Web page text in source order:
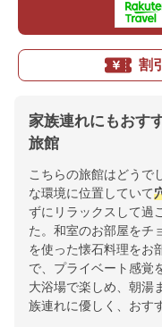
割
家族連れにもおす
旅館
こちらの旅館はどうで
な環境に位置していて
ずにリラックスして過
た。和室のお部屋をチ
を使った懐石料理をお
で、プライベート感覚
大浴場で楽しめ、朝湯
族連れに優しく、おす